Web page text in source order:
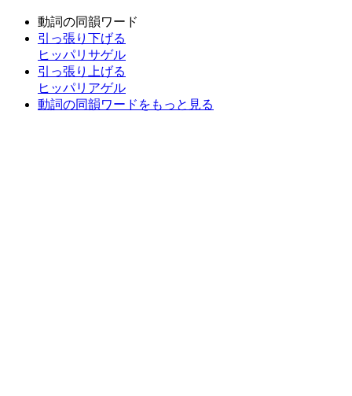
動詞の同韻ワード
引っ張り下げる
ヒッパリサゲル
引っ張り上げる
ヒッパリアゲル
動詞の同韻ワードをもっと見る